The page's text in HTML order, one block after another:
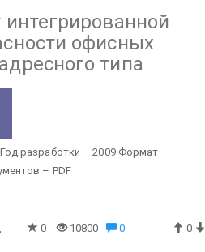
офисных
типа
Год разработки – 2009Формат
– PDF
0 10800 0
0